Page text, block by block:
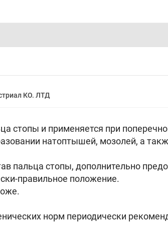
КО. ЛТД
стопы и применяется при
натоптышей, мозолей, а
пальца стопы, дополнительно
правильное положение.
норм периодически